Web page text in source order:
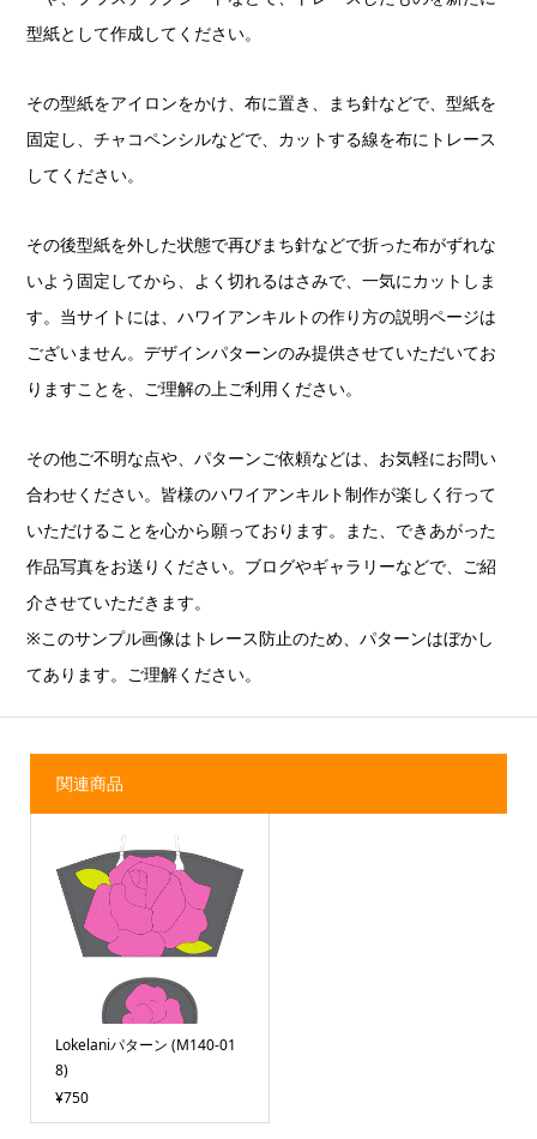
型紙として作成してください。
その型紙をアイロンをかけ、布に置き、まち針などで、型紙を
固定し、チャコペンシルなどで、カットする線を布にトレース
してください。
その後型紙を外した状態で再びまち針などで折った布がずれな
いよう固定してから、よく切れるはさみで、一気にカットしま
す。当サイトには、ハワイアンキルトの作り方の説明ページは
ございません。デザインパターンのみ提供させていただいてお
りますことを、ご理解の上ご利用ください。
その他ご不明な点や、パターンご依頼などは、お気軽にお問い
合わせください。皆様のハワイアンキルト制作が楽しく行って
いただけることを心から願っております。また、できあがった
作品写真をお送りください。ブログやギャラリーなどで、ご紹
介させていただきます。
※このサンプル画像はトレース防止のため、パターンはぼかし
てあります。ご理解ください。
関連商品
Lokelaniパターン (M140-01
8)
¥750